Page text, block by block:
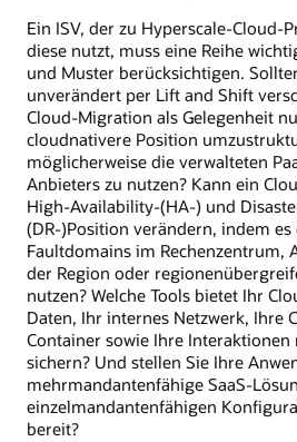
Ein ISV, der zu Hyperscale-Cloud-
diese nutzt, muss eine Reihe
und Muster berücksichtigen.
unverändert per Lift and Shift
Cloud-Migration als Gelegenheit
cloudnativere Position
möglicherweise die verwalteten
Anbieters zu nutzen? Kann ein
High-Availability-(HA-) und
(DR-)Position verändern, indem
Faultdomains im Rechenzentrum,
der Region oder
nutzen? Welche Tools bietet Ihr
Daten, Ihr internes Netzwerk, Ihre
Container sowie Ihre
sichern? Und stellen Sie Ihre
mehrmandantenfähige SaaS-
einzelmandantenfähigen
bereit?